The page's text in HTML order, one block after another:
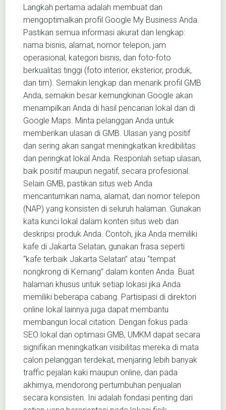
Langkah pertama adalah membuat dan
mengoptimalkan profil Google My Business Anda.
Pastikan semua informasi akurat dan lengkap:
nama bisnis, alamat, nomor telepon, jam
operasional, kategori bisnis, dan foto-foto
berkualitas tinggi (foto interior, eksterior, produk,
dan tim). Semakin lengkap dan menarik profil GMB
Anda, semakin besar kemungkinan Google akan
menampilkan Anda di hasil pencarian lokal dan di
Google Maps. Minta pelanggan Anda untuk
memberikan ulasan di GMB. Ulasan yang positif
dan sering akan sangat meningkatkan kredibilitas
dan peringkat lokal Anda. Responlah setiap ulasan,
baik positif maupun negatif, secara profesional.
Selain GMB, pastikan situs web Anda
mencantumkan nama, alamat, dan nomor telepon
(NAP) yang konsisten di seluruh halaman. Gunakan
kata kunci lokal dalam konten situs web dan
deskripsi produk Anda. Contoh, jika Anda memiliki
kafe di Jakarta Selatan, gunakan frasa seperti
“kafe terbaik Jakarta Selatan” atau “tempat
nongkrong di Kemang” dalam konten Anda. Buat
halaman khusus untuk setiap lokasi jika Anda
memiliki beberapa cabang. Partisipasi di direktori
online lokal lainnya juga dapat membantu
membangun local citation. Dengan fokus pada
SEO lokal dan optimasi GMB, UMKM dapat secara
signifikan meningkatkan visibilitas mereka di mata
calon pelanggan terdekat, menjaring lebih banyak
traffic pejalan kaki maupun online, dan pada
akhirnya, mendorong pertumbuhan penjualan
secara konsisten. Ini adalah fondasi penting dari